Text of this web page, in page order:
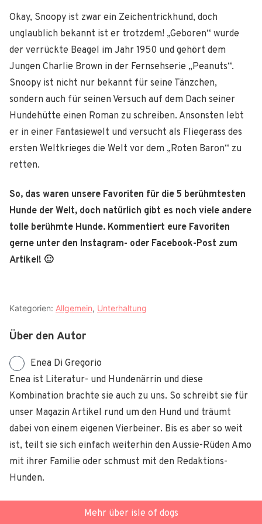
Okay, Snoopy ist zwar ein Zeichentrickhund, doch
unglaublich bekannt ist er trotzdem! „Geboren“ wurde
der verrückte Beagel im Jahr 1950 und gehört dem
Jungen Charlie Brown in der Fernsehserie „Peanuts“.
Snoopy ist nicht nur bekannt für seine Tänzchen,
sondern auch für seinen Versuch auf dem Dach seiner
Hundehütte einen Roman zu schreiben. Ansonsten lebt
er in einer Fantasiewelt und versucht als Fliegerass des
ersten Weltkrieges die Welt vor dem „Roten Baron“ zu
retten.
So, das waren unsere Favoriten für die 5 berühmtesten
Hunde der Welt, doch natürlich gibt es noch viele andere
tolle berühmte Hunde. Kommentiert eure Favoriten
gerne unter den Instagram- oder Facebook-Post zum
Artikel! 🙂
Kategorien: Allgemein, Unterhaltung
Über den Autor
Enea Di Gregorio
Enea ist Literatur- und Hundenärrin und diese
Kombination brachte sie auch zu uns. So schreibt sie für
unser Magazin Artikel rund um den Hund und träumt
dabei von einem eigenen Vierbeiner. Bis es aber so weit
ist, teilt sie sich einfach weiterhin den Aussie-Rüden Amo
mit ihrer Familie oder schmust mit den Redaktions-
Hunden.
Mehr über isle of dogs